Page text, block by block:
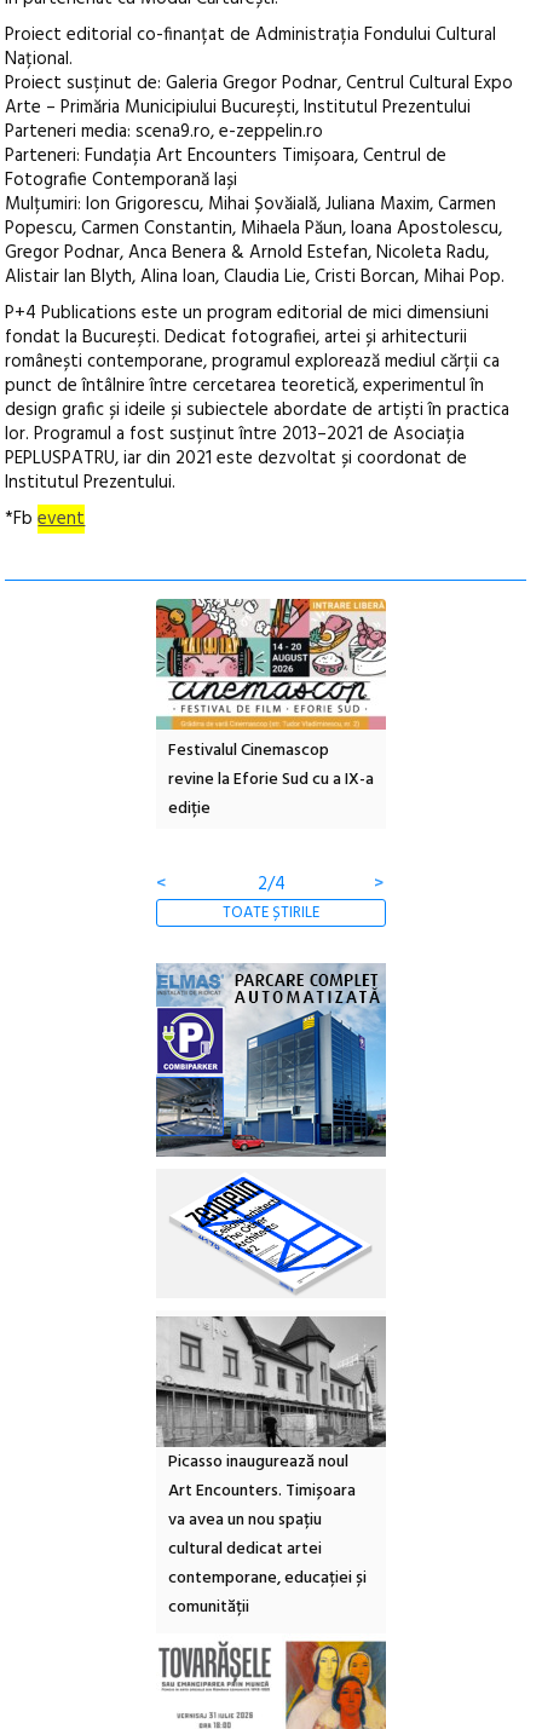
Proiect editorial co-finanțat de Administrația Fondului Cultural
Național.
Proiect susținut de: Galeria Gregor Podnar, Centrul Cultural Expo
Arte – Primăria Municipiului București, Institutul Prezentului
Parteneri media: scena9.ro, e-zeppelin.ro
Parteneri: Fundația Art Encounters Timișoara, Centrul de
Fotografie Contemporană Iași
Mulțumiri: Ion Grigorescu, Mihai Șovăială, Juliana Maxim, Carmen
Popescu, Carmen Constantin, Mihaela Păun, Ioana Apostolescu,
Gregor Podnar, Anca Benera & Arnold Estefan, Nicoleta Radu,
Alistair Ian Blyth, Alina Ioan, Claudia Lie, Cristi Borcan, Mihai Pop.
P+4 Publications este un program editorial de mici dimensiuni
fondat la București. Dedicat fotografiei, artei și arhitecturii
românești contemporane, programul explorează mediul cărții ca
punct de întâlnire între cercetarea teoretică, experimentul în
design grafic și ideile și subiectele abordate de artiști în practica
lor. Programul a fost susținut între 2013–2021 de Asociația
PEPLUSPATRU, iar din 2021 este dezvoltat și coordonat de
Institutul Prezentului.
*Fbevent
Festivalul Cinemascop
revine la Eforie Sud cu a IX-a
ediție
<
2/4 >
TOATE ȘTIRILE
Picasso inaugurează noul
Art Encounters. Timișoara
va avea un nou spațiu
cultural dedicat artei
contemporane, educației și
comunității